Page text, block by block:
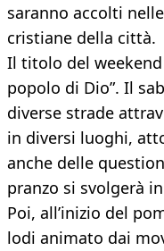
saranno accolti
cristiane della città.
Il titolo del
popolo di Dio”. Il
diverse strade
in diversi luoghi,
anche delle
pranzo si svolgerà
Poi, all’inizio del
lodi animato dai